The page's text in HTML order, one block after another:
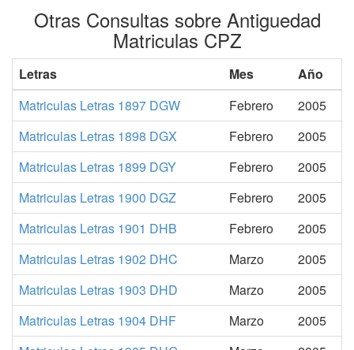
Otras Consultas sobre Antiguedad
Matriculas CPZ
Letras Mes
Año
Matriculas Letras 1897 DGW
Febrero
2005
Matriculas Letras 1898 DGX
Febrero
2005
Matriculas Letras 1899 DGY
Febrero
2005
Matriculas Letras 1900 DGZ
Febrero
2005
Matriculas Letras 1901 DHB
Febrero
2005
Matriculas Letras 1902 DHC
Marzo
2005
Matriculas Letras 1903 DHD
Marzo
2005
Matriculas Letras 1904 DHF
Marzo
2005